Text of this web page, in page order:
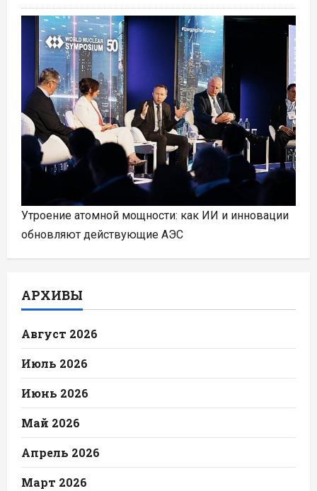
Утроение атомной мощности: как ИИ и инновации
обновляют действующие АЭС
АРХИВЫ
Август 2026
Июль 2026
Июнь 2026
Май 2026
Апрель 2026
Март 2026